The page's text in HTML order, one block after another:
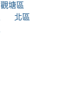
觀塘區
北區